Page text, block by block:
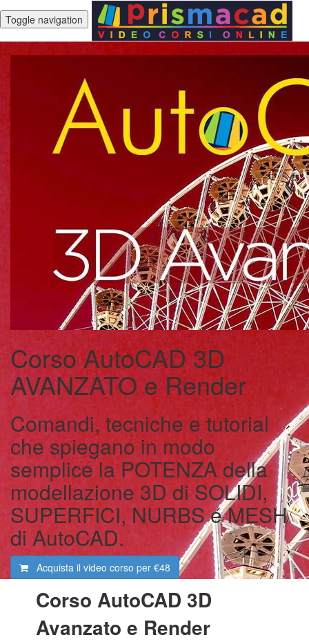
Toggle navigation
Corso AutoCAD 3D
AVANZATO e Render
Comandi, tecniche e tutorial
che spiegano in modo
semplice la POTENZA della
modellazione 3D di SOLIDI,
SUPERFICI, NURBS e MESH
di AutoCAD.
Acquista il video corso per €48
Corso AutoCAD 3D
Avanzato e Render